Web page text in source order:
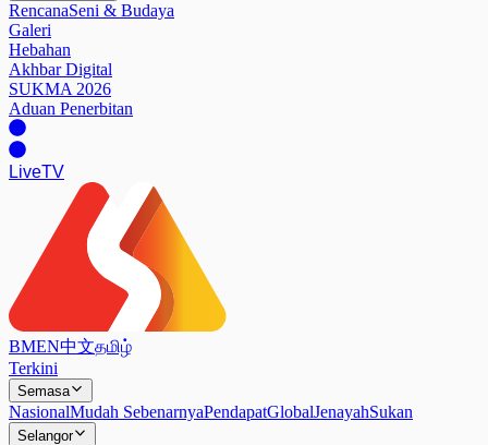
RencanaSeni & Budaya
Galeri
Hebahan
Akhbar Digital
SUKMA 2026
Aduan Penerbitan
LiveTV
BMEN中文தமிழ்
Terkini
Semasa
NasionalMudah SebenarnyaPendapatGlobalJenayahSukan
Selangor